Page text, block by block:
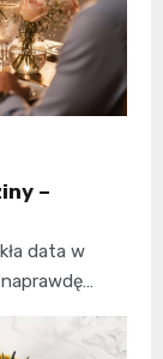
–
data w